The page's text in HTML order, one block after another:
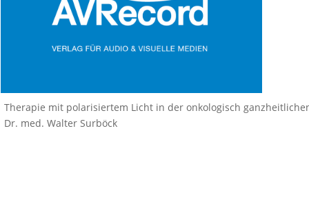
Therapie mit polarisiertem Licht in der onkologisch
Dr. med. Walter Surböck